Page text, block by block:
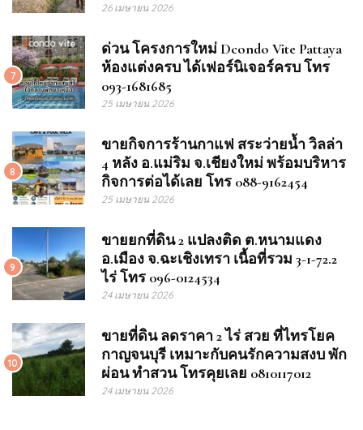
26 เมษายน 2026
7
ด่วน โครงการใหม่ Dcondo Vite Pattaya
ห้องแต่งครบ ได้เฟอร์นิเจอร์ครบ โทร
093-1681685
25 เมษายน 2026
8
ขายกิจการร้านกาแฟ สระว่ายน้ำ วิลล่า
4 หลัง อ.แม่ริม จ.เชียงใหม่ พร้อมบริหาร
กิจการต่อได้เลย โทร 088-9162454
25 เมษายน 2026
9
ขายยกที่ดิน 2 แปลงติด ต.หนามแดง
อ.เมือง จ.ฉะเชิงเทรา เนื้อที่รวม 3-1-72.2
ไร่ โทร 096-0124534
24 เมษายน 2026
10
ขายที่ดิน ลดราคา 2 ไร่ สวย ที่ไทรโยค
กาญจนบุรี เหมาะกับคนรักความสงบ พัก
ผ่อน ทำสวน โทรคุยเลย 0810117012
24 เมษายน 2026